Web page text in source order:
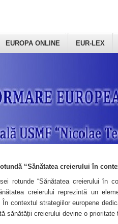
EUROPA ONLINE EUR-LEX
“Sănătatea creierului în
rotunde “Sănătatea creierului în
creierului reprezintă un
contextul strategiilor europene
sănătății creierului devine o prioritate